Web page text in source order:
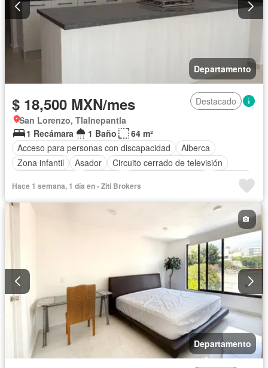
Departamento
$ 18,500 MXN/mes
Destacado
San Lorenzo, Tlalnepantla
1 Recámara
1 Baño
64 m²
Acceso para personas con discapacidad
Alberca
Zona infantil
Asador
Circuito cerrado de televisión
Elevador
Estacionamiento
Gas natural
Sala polivalente
Seguridad
Hace 1 semana, 1 día en - Ziti Brokers
Departamento